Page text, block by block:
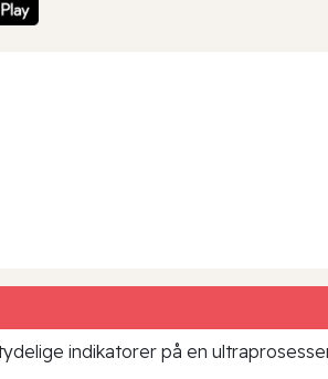
indikatorer på en